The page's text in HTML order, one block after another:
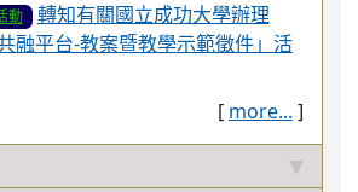
動
轉知有關國立成功大學辦理
融平台-教案暨教學示範徵件」活
[ more... ]